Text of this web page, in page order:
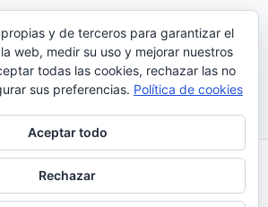
| Política Privacidad
|ComoTocarViolin.Com
y de terceros para garantizar el
web, medir su uso y mejorar nuestros
todas las cookies, rechazar las no
sus preferencias. Política de cookies
Aceptar todo
Rechazar